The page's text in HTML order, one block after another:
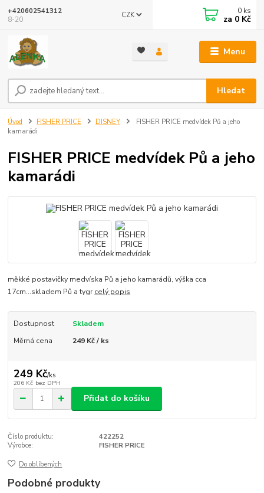
Menu
CZK
Hledat
+420602541312
8-20
0 ks
za 0 Kč
Úvod FISHER PRICE DISNEY
FISHER PRICE medvídek Pů a jeho
kamarádi
FISHER PRICE medvídek Pů a jeho
kamarádi
měkké postavičky medvíska Pů a jeho kamarádů, výška cca
17cm...skladem Pů a tygrcelý popis
Dostupnost
Skladem
Měrná cena
249 Kč / ks
249 Kč/ks
206 Kč bez DPH
Přidat do košíku
Číslo produktu:
422252
Výrobce:
FISHER PRICE
Do oblíbených
Podobné produkty